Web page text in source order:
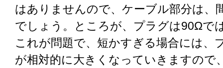
はありませんので、ケーブル部分は、
でしょう。ところが、プラグは90Ωで
これが問題で、短かすぎる場合には、
が相対的に大きくなっていきますので